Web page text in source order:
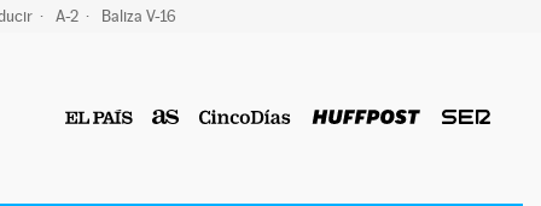
A-2 Baliza V-16